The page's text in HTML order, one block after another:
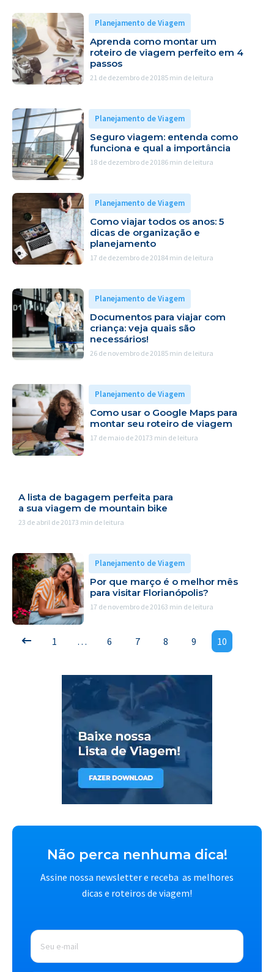
Planejamento de Viagem
Aprenda como montar um
roteiro de viagem perfeito em 4
passos
21 de dezembro de 20185 min de leitura
Planejamento de Viagem
Seguro viagem: entenda como
funciona e qual a importância
18 de dezembro de 20186 min de leitura
Planejamento de Viagem
Como viajar todos os anos: 5
dicas de organização e
planejamento
17 de dezembro de 20184 min de leitura
Planejamento de Viagem
Documentos para viajar com
criança: veja quais são
necessários!
26 de novembro de 20185 min de leitura
Planejamento de Viagem
Como usar o Google Maps para
montar seu roteiro de viagem
17 de maio de 20173 min de leitura
A lista de bagagem perfeita para
a sua viagem de mountain bike
23 de abril de 20173 min de leitura
Planejamento de Viagem
Por que março é o melhor mês
para visitar Florianópolis?
17 de novembro de 20163 min de leitura
1 … 6 7 8 9 10
Não perca nenhuma dica!
Assine nossa newsletter e receba as melhores
dicas e roteiros de viagem!
E-
mail *